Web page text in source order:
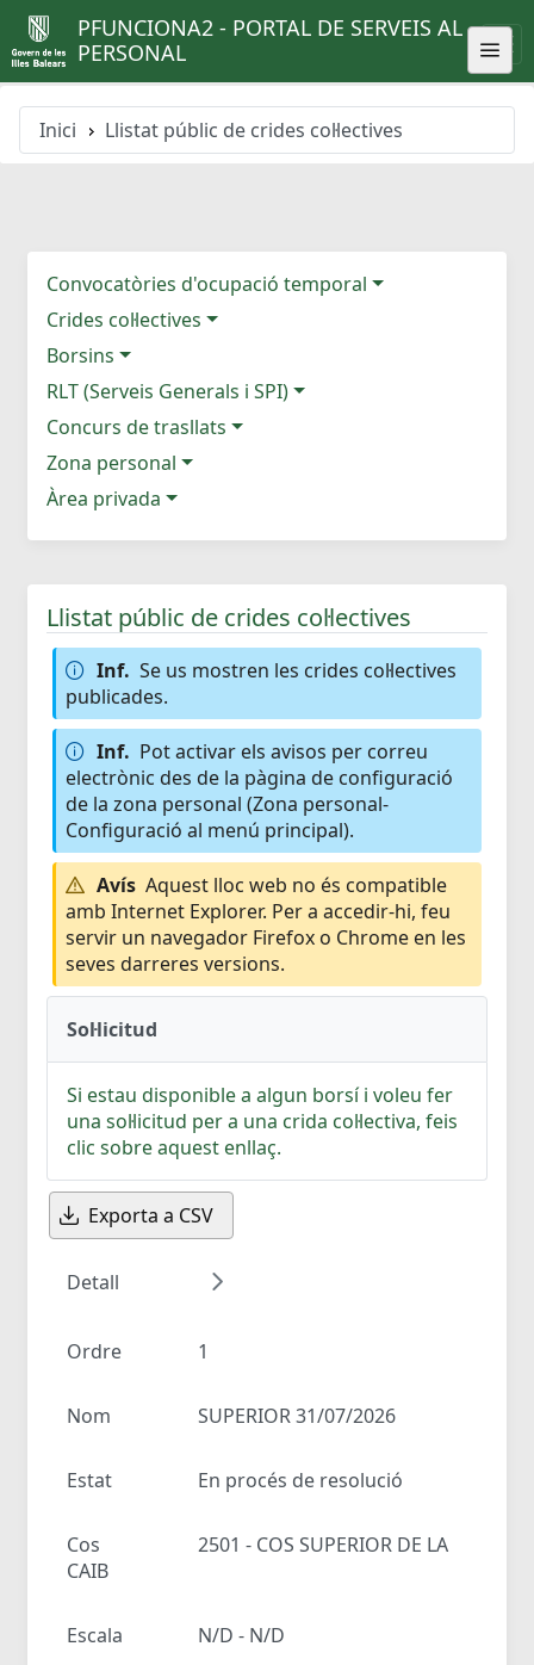
PFUNCIONA2 - PORTAL DE SERVEIS AL
PERSONAL
Inici Llistat públic de crides col·lectives
Convocatòries d'ocupació temporal
Crides col·lectives
Borsins
RLT (Serveis Generals i SPI)
Concurs de trasllats
Zona personal
Àrea privada
Llistat públic de crides col·lectives
Inf. Se us mostren les crides col·lectives
publicades.
Inf. Pot activar els avisos per correu
electrònic des de la pàgina de configuració
de la zona personal (Zona personal-
Configuració al menú principal).
Avís Aquest lloc web no és compatible
amb Internet Explorer. Per a accedir-hi, feu
servir un navegador Firefox o Chrome en les
seves darreres versions.
Sol·licitud
Si estau disponible a algun borsí i voleu fer
una sol·licitud per a una crida col·lectiva, feis
clic sobre aquest enllaç.
Exporta a CSV
Detall
Ordre 1
Nom SUPERIOR 31/07/2026
Estat En procés de resolució
Cos
2501 - COS SUPERIOR DE LA
CAIB
Escala N/D - N/D